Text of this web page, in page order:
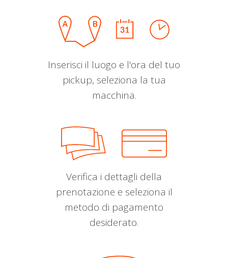
Inserisci il luogo e l'ora del tuo
pickup, seleziona la tua
macchina.
Verifica i dettagli della
prenotazione e seleziona il
metodo di pagamento
desiderato.